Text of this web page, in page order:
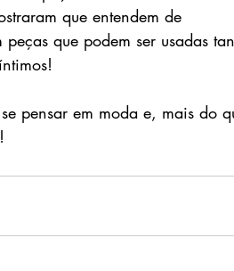
que entendem de
que podem ser usadas
pensar em moda e, mais do